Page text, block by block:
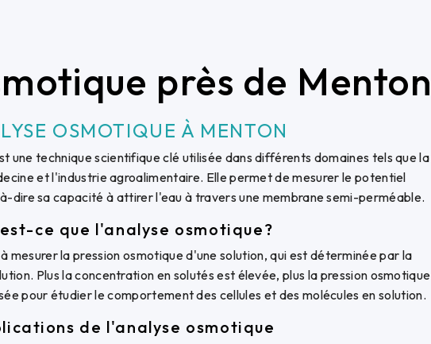
près de Menton
OSMOTIQUE À MENTON
une technique scientifique clé utilisée dans différents domaines tels que la
et l'industrie agroalimentaire. Elle permet de mesurer le potentiel
dire sa capacité à attirer l'eau à travers une membrane semi-perméable.
ce que l'analyse osmotique?
mesurer la pression osmotique d'une solution, qui est déterminée par la
Plus la concentration en solutés est élevée, plus la pression osmotique
pour étudier le comportement des cellules et des molécules en solution.
de l'analyse osmotique